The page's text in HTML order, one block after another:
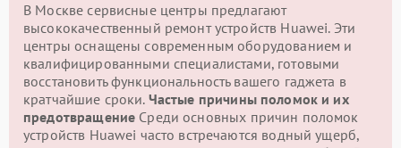
В Москве сервисные центры предлагают
высококачественный ремонт устройств Huawei. Эти
центры оснащены современным оборудованием и
квалифицированными специалистами, готовыми
восстановить функциональность вашего гаджета в
кратчайшие сроки. Частые причины поломок и их
предотвращение Среди основных причин поломок
устройств Huawei часто встречаются водный ущерб,